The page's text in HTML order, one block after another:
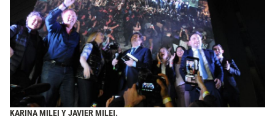
KARINA MILEI Y JAVIER MILEI.